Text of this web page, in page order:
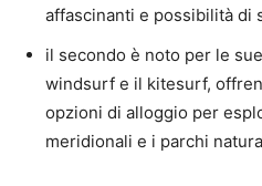
affascinanti e possibilità di
il secondo è noto per le
windsurf e il kitesurf,
opzioni di alloggio per
meridionali e i parchi